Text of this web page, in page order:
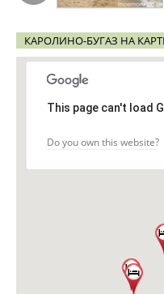
КАРОЛИНО-БУГАЗ НА
This page can't load
Do you own this website?